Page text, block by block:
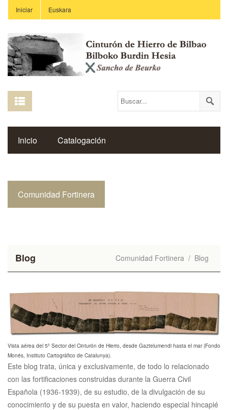
Iniciar Euskara
Inicio Catalogación
Comunidad Fortinera
Blog Comunidad Fortinera / Blog
Vista aérea del 5º Sector del Cinturón de Hierro, desde Gaztelumendi hasta el mar (Fondo
Monés, Instituto Cartográfico de Catalunya).
Este blog trata, única y exclusivamente, de todo lo relacionado
con las fortificaciones construidas durante la Guerra Civil
Española (1936-1939), de su estudio, de la divulgación de su
conocimiento y de su puesta en valor, haciendo especial hincapié